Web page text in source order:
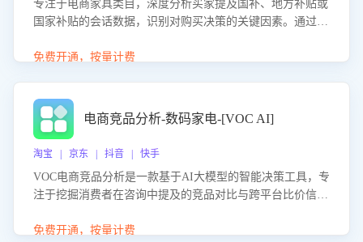
专注于电商家具类目，深度分析买家提及国补、地方补贴或
国家补贴的会话数据，识别对购买决策的关键因素。通过AI
化策略，助力商家利用国补政策提升GMV。
免费开通，按量计费
电商竞品分析-数码家电-[VOC AI]
淘宝 | 京东 | 抖音 | 快手
VOC电商竞品分析是一款基于AI大模型的智能决策工具，专
注于挖掘消费者在咨询中提及的竞品对比与跨平台比价信
商品信息，进行多维度交叉对比，并分析消费者的比价行
免费开通，按量计费